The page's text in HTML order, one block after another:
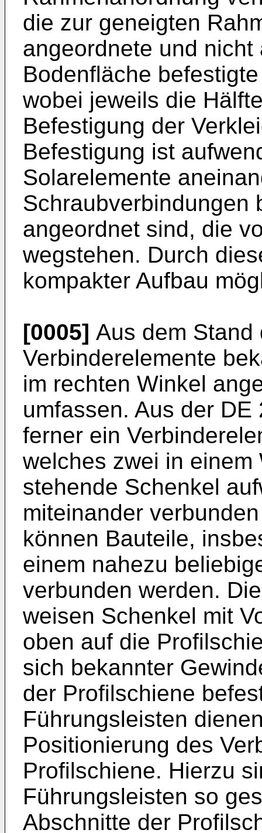
die zur geneigten
angeordnete und
Bodenfläche
wobei jeweils die
Befestigung der
Befestigung ist
Solarelemente
Schraubverbindungen
angeordnet sind, die
wegstehen. Durch
kompakter Aufbau
[0005] Aus dem Stand
Verbinderelemente
im rechten Winkel
umfassen. Aus der DE
ferner ein
welches zwei in
stehende Schenkel
miteinander
können Bauteile,
einem nahezu
verbunden werden.
weisen Schenkel mit
oben auf die
sich bekannter
der Profilschiene
Führungsleisten
Positionierung des
Profilschiene. Hierzu
Führungsleisten so
Abschnitte der